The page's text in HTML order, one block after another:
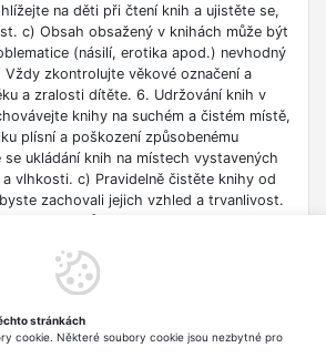
na děti při čtení knih a ujistěte se,
c) Obsah obsažený v knihách může být
(násilí, erotika apod.) nevhodný
zkontrolujte věkové označení a
a zralosti dítěte. 6. Udržování knih v
knihy na suchém a čistém místě,
plísní a poškození způsobenému
ukládání knih na místech vystavených
vlhkosti. c) Pravidelně čistěte knihy od
zachovali jejich vzhled a trvanlivost.
účely. b) Věnujte pozornost datu
v některých oblastech se rychle
buďte opatrní a dodržujte pravidla
Autorská práva: a) Dodržujte autorská
stránkách
cookie. Některé soubory cookie jsou nezbytné pro